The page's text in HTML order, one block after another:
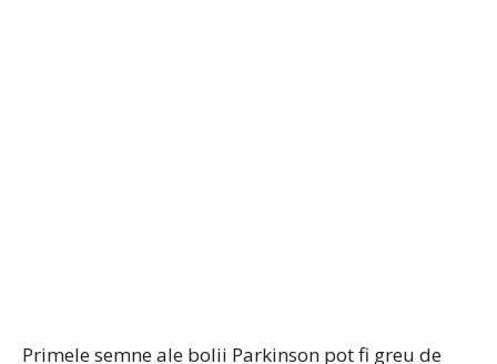
Primele semne ale bolii Parkinson pot fi greu de